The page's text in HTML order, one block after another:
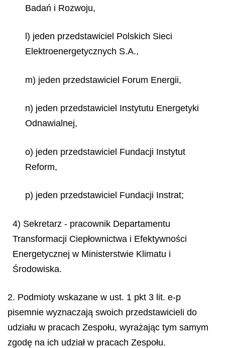
Badań i Rozwoju,
l) jeden przedstawiciel Polskich Sieci
Elektroenergetycznych S.A.,
m) jeden przedstawiciel Forum Energii,
n) jeden przedstawiciel Instytutu Energetyki
Odnawialnej,
o) jeden przedstawiciel Fundacji Instytut
Reform,
p) jeden przedstawiciel Fundacji Instrat;
4) Sekretarz - pracownik Departamentu
Transformacji Ciepłownictwa i Efektywności
Energetycznej w Ministerstwie Klimatu i
Środowiska.
2. Podmioty wskazane w ust. 1 pkt 3 lit. e-p
pisemnie wyznaczają swoich przedstawicieli do
udziału w pracach Zespołu, wyrażając tym samym
zgodę na ich udział w pracach Zespołu.